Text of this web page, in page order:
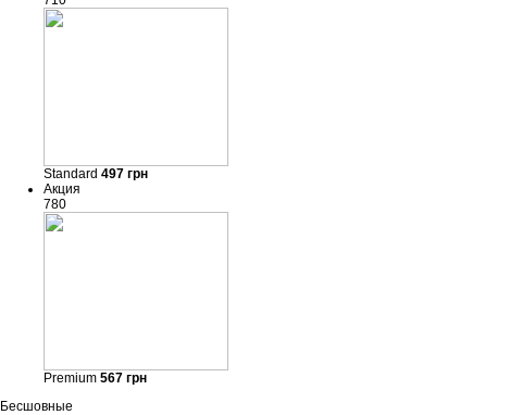
Standard 497 грн
Акция
780
Premium 567 грн
Бесшовные